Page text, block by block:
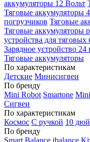
аккумуляторы 12 Вольт
Тяговые аккумуляторы
погрузчиков Тяговые
Тяговые аккумуляторы
устройства для тяговых
Зарядное устройство 24
Тяговые аккумуляторы
По характеристикам
Детские Минисигвеи
По бренду
Mini Robot Smartone
Сигвеи
По характеристикам
Космос С ручкой 10
По бренду
Smart Balance ibalance